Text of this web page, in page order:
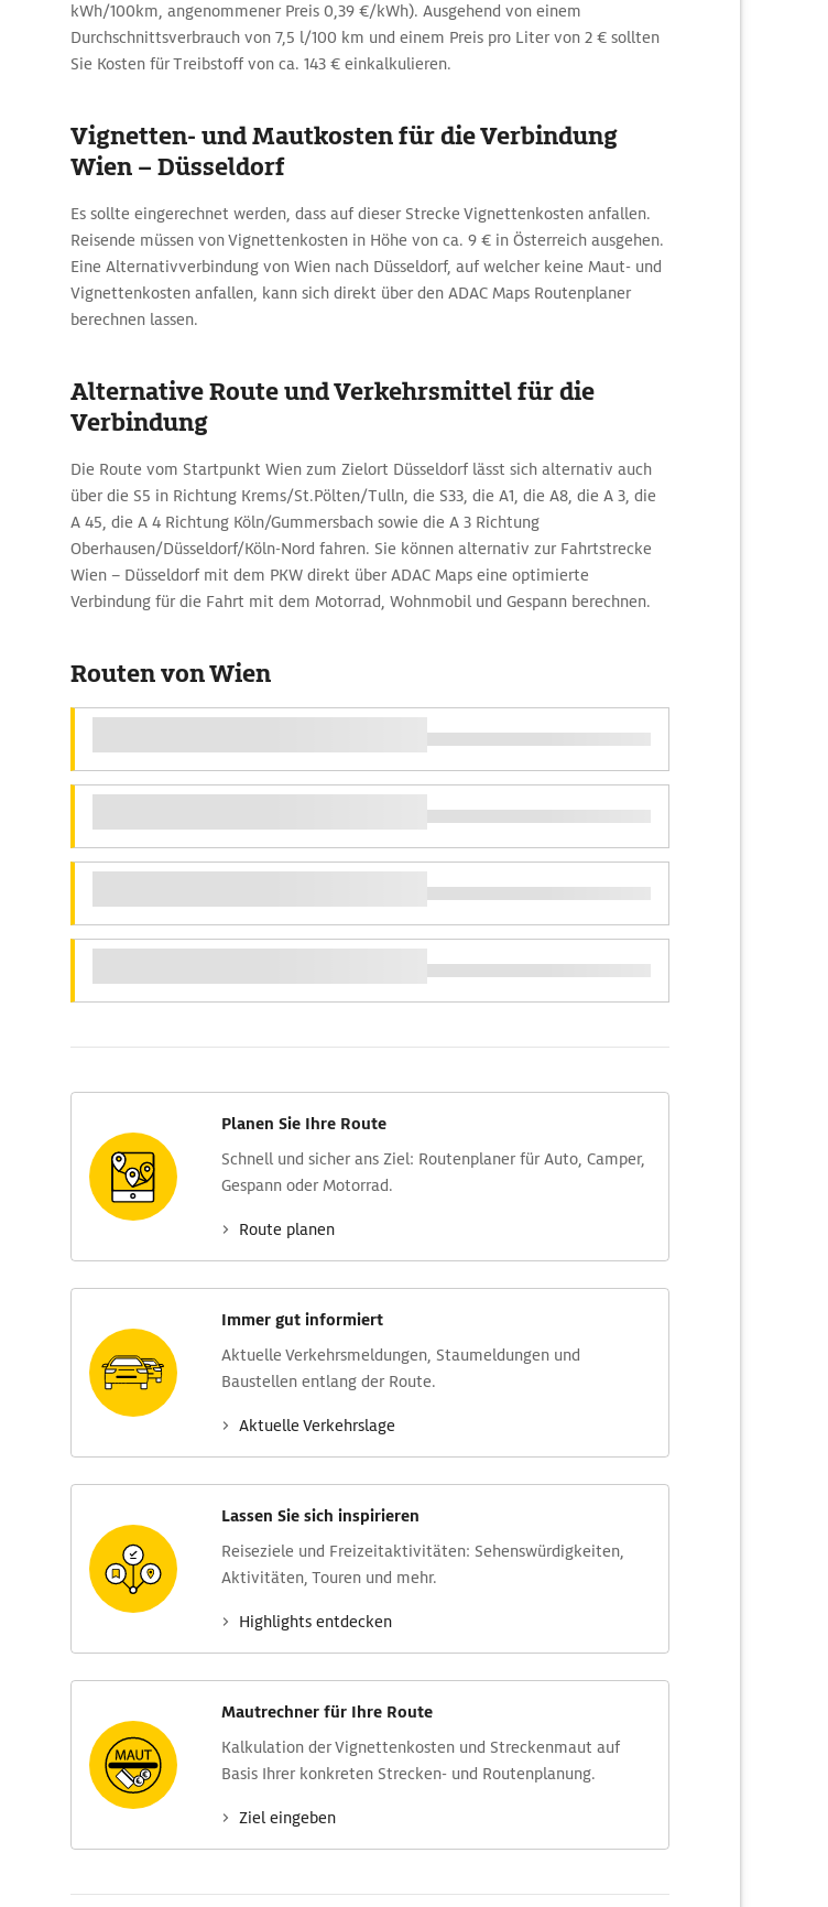
kWh/100km, angenommener Preis 0,39 €/kWh). Ausgehend von einem
Durchschnittsverbrauch von 7,5 l/100 km und einem Preis pro Liter von 2 € sollten
Sie Kosten für Treibstoff von ca. 143 € einkalkulieren.
Vignetten- und Mautkosten für die Verbindung
Wien – Düsseldorf
Es sollte eingerechnet werden, dass auf dieser Strecke Vignettenkosten anfallen.
Reisende müssen von Vignettenkosten in Höhe von ca. 9 € in Österreich ausgehen.
Eine Alternativverbindung von Wien nach Düsseldorf, auf welcher keine Maut- und
Vignettenkosten anfallen, kann sich direkt über den ADAC Maps Routenplaner
berechnen lassen.
Alternative Route und Verkehrsmittel für die
Verbindung
Die Route vom Startpunkt Wien zum Zielort Düsseldorf lässt sich alternativ auch
über die S5 in Richtung Krems/St.Pölten/Tulln, die S33, die A1, die A8, die A 3, die
A 45, die A 4 Richtung Köln/Gummersbach sowie die A 3 Richtung
Oberhausen/Düsseldorf/Köln-Nord fahren. Sie können alternativ zur Fahrtstrecke
Wien – Düsseldorf mit dem PKW direkt über ADAC Maps eine optimierte
Verbindung für die Fahrt mit dem Motorrad, Wohnmobil und Gespann berechnen.
Routen von Wien
Planen Sie Ihre Route
Schnell und sicher ans Ziel: Routen­planer für Auto, Camper,
Gespann oder Motorrad.
Route planen
Immer gut informiert
Aktuelle Verkehrs­meldungen, Stau­meldungen und
Baustellen entlang der Route.
Aktuelle Verkehrs­lage
Lassen Sie sich inspirieren
Reise­ziele und Freizeit­aktivitäten: Sehens­würdig­keiten,
Aktivitäten, Touren und mehr.
Highlights entdecken
Mautrechner für Ihre Route
Kalkulation der Vignettenkosten und Streckenmaut auf
Basis Ihrer konkreten Strecken- und Routenplanung.
Ziel eingeben